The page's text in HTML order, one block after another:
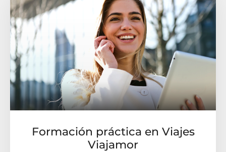
Formación práctica en Viajes
Viajamor